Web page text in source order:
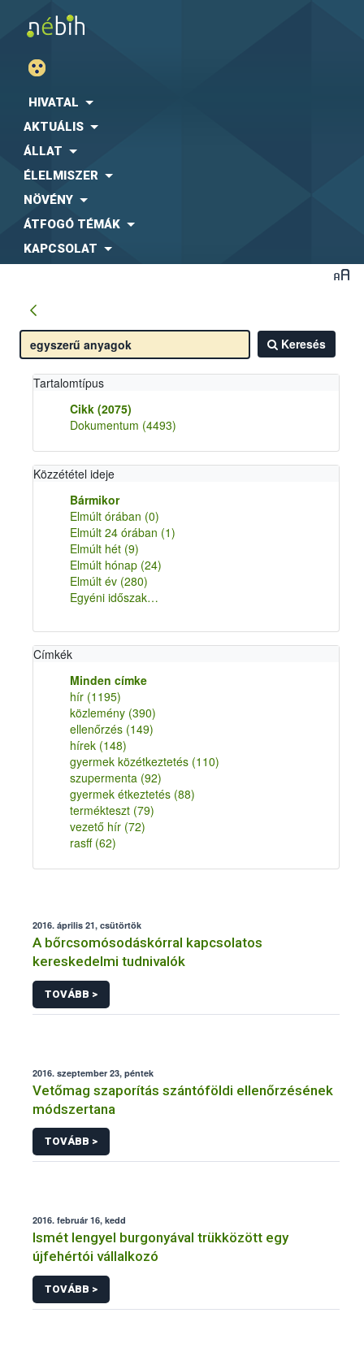
HIVATAL
AKTUÁLIS
ÁLLAT
ÉLELMISZER
NÖVÉNY
ÁTFOGÓ TÉMÁK
KAPCSOLAT
Keresés
Tartalomtípus
Cikk (2075)
Dokumentum (4493)
Közzététel ideje
Bármikor
Elmúlt órában (0)
Elmúlt 24 órában (1)
Elmúlt hét (9)
Elmúlt hónap (24)
Elmúlt év (280)
Egyéni időszak…
Címkék
Minden címke
hír (1195)
közlemény (390)
ellenőrzés (149)
hírek (148)
gyermek közétkeztetés (110)
szupermenta (92)
gyermek étkeztetés (88)
termékteszt (79)
vezető hír (72)
rasff (62)
2016. április 21, csütörtök
A bőrcsomósodáskórral kapcsolatos
kereskedelmi tudnivalók
TOVÁBB >
2016. szeptember 23, péntek
Vetőmag szaporítás szántóföldi ellenőrzésének
módszertana
TOVÁBB >
2016. február 16, kedd
Ismét lengyel burgonyával trükközött egy
újfehértói vállalkozó
TOVÁBB >